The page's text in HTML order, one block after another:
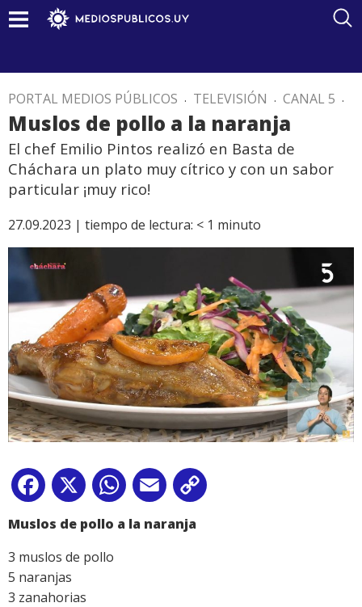
PORTAL MEDIOS PÚBLICOS . TELEVISIÓN . CANAL 5 .
Muslos de pollo a la naranja
El chef Emilio Pintos realizó en Basta de
Cháchara un plato muy cítrico y con un sabor
particular ¡muy rico!
27.09.2023 | tiempo de lectura: < 1 minuto
Facebook
X WhatsApp
Email
Muslos de pollo a la naranja
3 muslos de pollo
5 naranjas
3 zanahorias